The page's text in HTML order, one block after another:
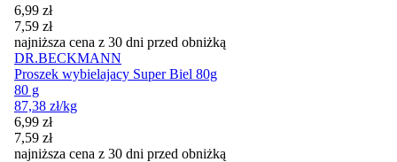
Cena promocyjna
6,99 zł
7,59 zł
najniższa cena z 30 dni przed obniżką
DR.BECKMANN
Proszek wybielajacy Super Biel 80g
80 g
87,38 zł/kg
Cena promocyjna
6,99 zł
7,59 zł
najniższa cena z 30 dni przed obniżką